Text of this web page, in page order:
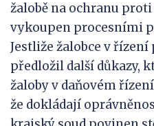
žalobě na ochranu
vykoupen procesními
Jestliže žalobce v
předložil další důkazy,
žaloby v daňovém
že dokládají